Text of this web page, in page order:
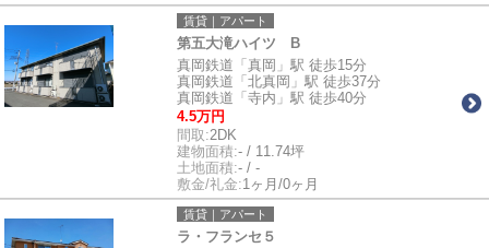
賃貸｜アパート
第五大滝ハイツ B
真岡鉄道「真岡」駅 徒歩15分
真岡鉄道「北真岡」駅 徒歩37分
真岡鉄道「寺内」駅 徒歩40分
4.5万円
間取:2DK
建物面積:- / 11.74坪
土地面積:- / -
敷金/礼金:1ヶ月/0ヶ月
賃貸｜アパート
ラ・フランセ５